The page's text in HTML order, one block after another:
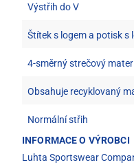
Výstřih do V
Štítek s logem a potisk s
4-směrný strečový
Obsahuje recyklovaný
Normální střih
INFORMACE O VÝROBCI
Luhta Sportswear